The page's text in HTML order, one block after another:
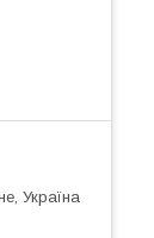
Україна